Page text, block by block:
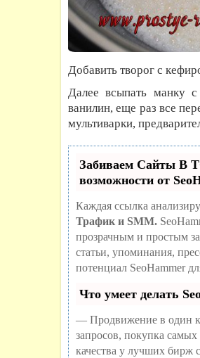
Добавить творог с
Далее всыпать манку
ванилин, еще раз все
мультиварки,
Забиваем Сайты
возможности от
Каждая ссылка
Трафик и SMM.
прозрачным и простым
статьи, упоминания,
потенциал SeoHammer
Что умеет делать
— Продвижение в один
запросов, покупка
качества у лучших бирж